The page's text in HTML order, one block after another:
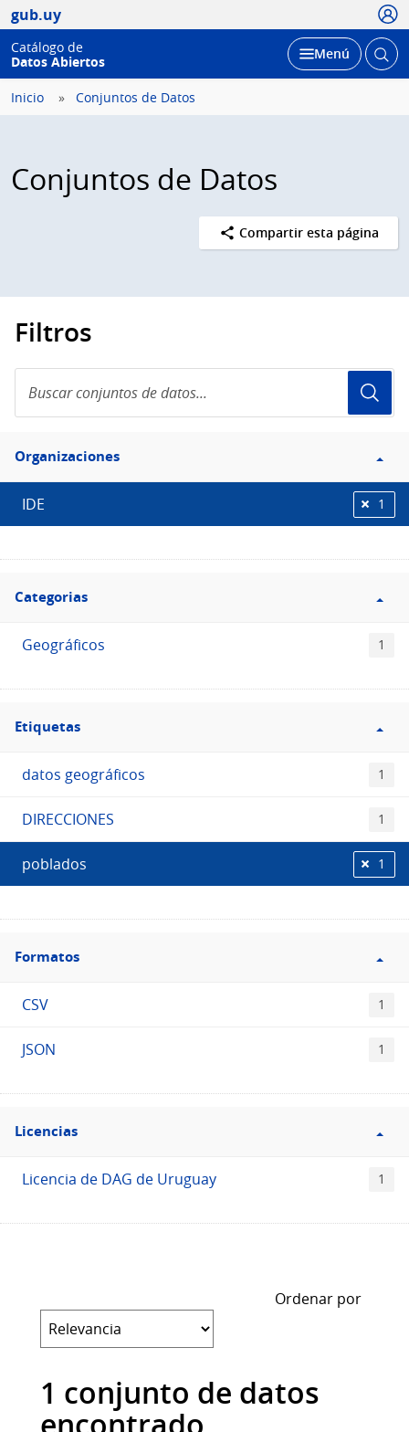
gub.uy
Catálogo de
Datos Abiertos
Desplegar
Menú Abrir
Inicio Conjuntos de Datos
Conjuntos de Datos
Compartir esta página
Filtros
conjuntos
de
Filtro
Organizaciones
Organizaciones
IDE 1
Filtro
Categorias
Categorias
Geográficos 1
Filtro
Etiquetas
Etiquetas
datos geográficos 1
DIRECCIONES 1
poblados 1
Filtro
Formatos
Formatos
CSV 1
JSON 1
Filtro
Licencias
Licencias
Licencia de DAG de Uruguay 1
Ordenar por
1 conjunto de datos